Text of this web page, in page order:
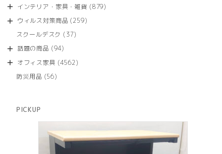
商
の
商
インテリア・家具・雑貨 879879
ウィルス対策商品 259259
スクールデスク 3737
商
話題の商品 9494
の
オフィス家具 45624562
防災用品 5656
PICKUP